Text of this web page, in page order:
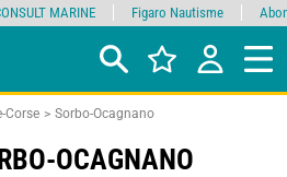
Corse Sorbo-Ocagnano
OCAGNANO
MARINE Figaro Nautisme